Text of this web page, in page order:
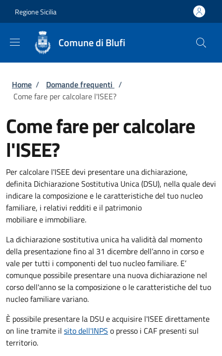
Regione Sicilia
Comune di Blufi
Briciole di pane
Home / Domande frequenti /
Come fare per calcolare l'ISEE?
Come fare per calcolare
l'ISEE?
Per calcolare l'ISEE devi presentare una dichiarazione,
definita Dichiarazione Sostitutiva Unica (DSU), nella quale devi
indicare la composizione e le caratteristiche del tuo nucleo
familiare, i relativi redditi e il patrimonio
mobiliare e immobiliare.
La dichiarazione sostitutiva unica ha validità dal momento
della presentazione fino al 31 dicembre dell’anno in corso e
vale per tutti i componenti del tuo nucleo familiare. E’
comunque possibile presentare una nuova dichiarazione nel
corso dell'anno se la composizione o le caratteristiche del tuo
nucleo familiare variano.
È possibile presentare la DSU e acquisire l'ISEE direttamente
on line tramite il sito dell'INPS o presso i CAF presenti sul
territorio.